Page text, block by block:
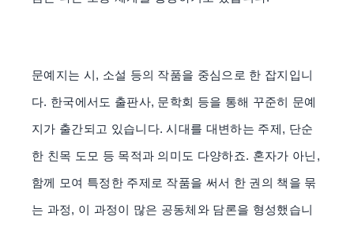
문예지는 시, 소설 등의 작품을 중심으로 한 잡지입니
다. 한국에서도 출판사, 문학회 등을 통해 꾸준히 문예
지가 출간되고 있습니다. 시대를 대변하는 주제, 단순
한 친목 도모 등 목적과 의미도 다양하죠. 혼자가 아닌,
함께 모여 특정한 주제로 작품을 써서 한 권의 책을 묶
는 과정, 이 과정이 많은 공동체와 담론을 형성했습니